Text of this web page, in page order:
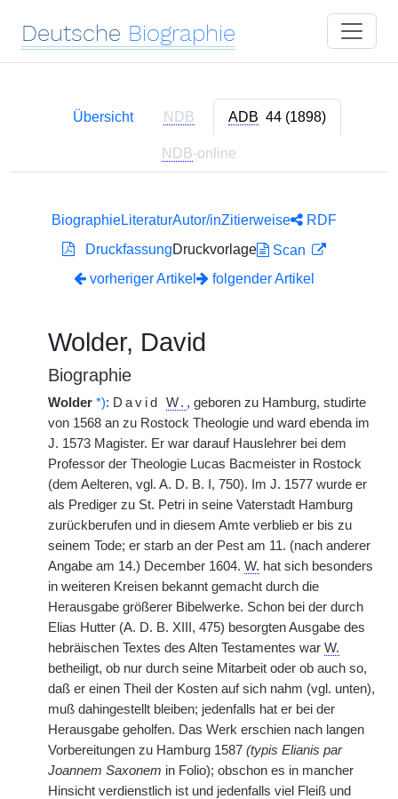
Deutsche Biographie
Übersicht NDB ADB 44 (1898)
NDB-online
BiographieLiteraturAutor/inZitierweise
RDF
DruckfassungDruckvorlage
Scan
vorheriger Artikel
folgender Artikel
Wolder, David
Biographie
Wolder *): David W. , geboren zu Hamburg, studirte
von 1568 an zu Rostock Theologie und ward ebenda im
J. 1573 Magister. Er war darauf Hauslehrer bei dem
Professor der Theologie Lucas Bacmeister in Rostock
(dem Aelteren, vgl. A. D. B. I, 750). Im J. 1577 wurde er
als Prediger zu St. Petri in seine Vaterstadt Hamburg
zurückberufen und in diesem Amte verblieb er bis zu
seinem Tode; er starb an der Pest am 11. (nach anderer
Angabe am 14.) December 1604. W. hat sich besonders
in weiteren Kreisen bekannt gemacht durch die
Herausgabe größerer Bibelwerke. Schon bei der durch
Elias Hutter (A. D. B. XIII, 475) besorgten Ausgabe des
hebräischen Textes des Alten Testamentes war W.
betheiligt, ob nur durch seine Mitarbeit oder ob auch so,
daß er einen Theil der Kosten auf sich nahm (vgl. unten),
muß dahingestellt bleiben; jedenfalls hat er bei der
Herausgabe geholfen. Das Werk erschien nach langen
Vorbereitungen zu Hamburg 1587 (typis Elianis par
Joannem Saxonem in Folio); obschon es in mancher
Hinsicht verdienstlich ist und jedenfalls viel Fleiß und